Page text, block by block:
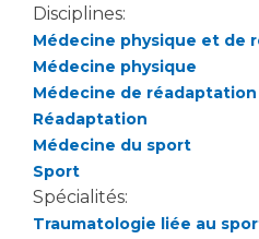
Culture à l'hôpital
Laïcité et cultes
Les associations
Livret d'accueil
Salon des familles
Transports sanitaires
Vos droits, vos devoirs
Chercheurs
La recherche clinique à
Les structures de recherche
Écoles et Instituts
Disciplines:
Médecine physique et de
Médecine physique
Médecine de réadaptation
Réadaptation
Médecine du sport
Sport
Spécialités:
Traumatologie liée au